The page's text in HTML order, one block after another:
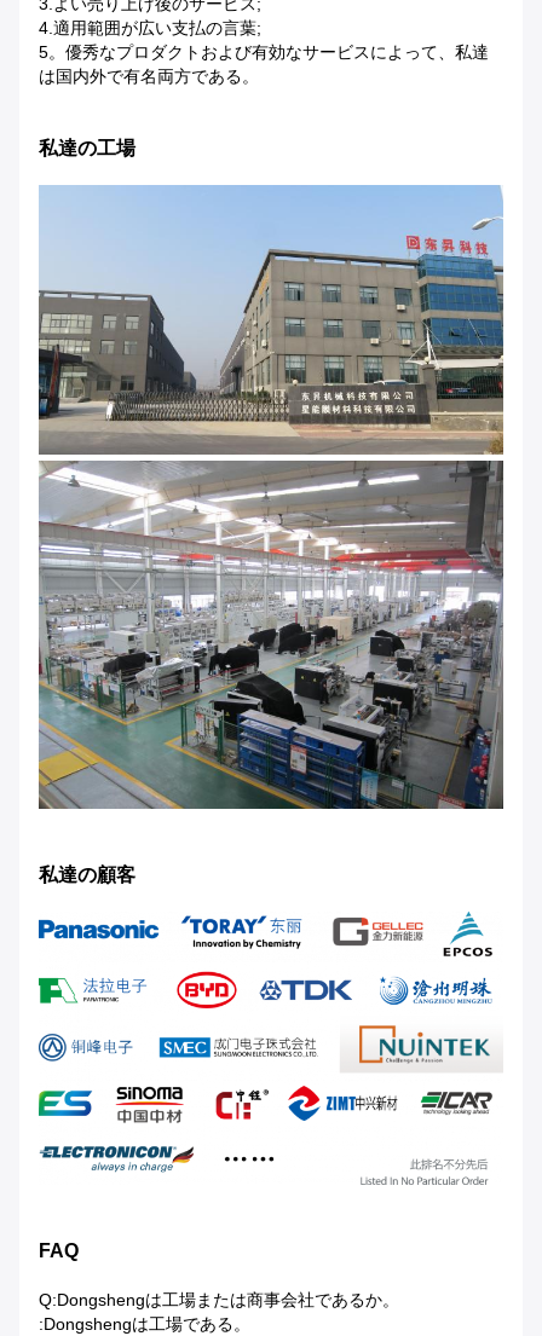
4.適用範囲が広い支払の言葉;
5。優秀なプロダクトおよび有効なサービスによって、私達
は国内外で有名両方である。
私達の工場
私達の顧客
FAQ
Q:Dongshengは工場または商事会社であるか。
:Dongshengは工場である。